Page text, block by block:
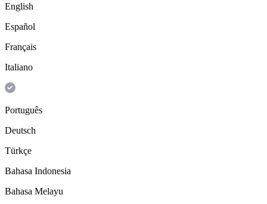
English
Español
Français
Italiano
Português
Deutsch
Türkçe
Bahasa Indonesia
Bahasa Melayu